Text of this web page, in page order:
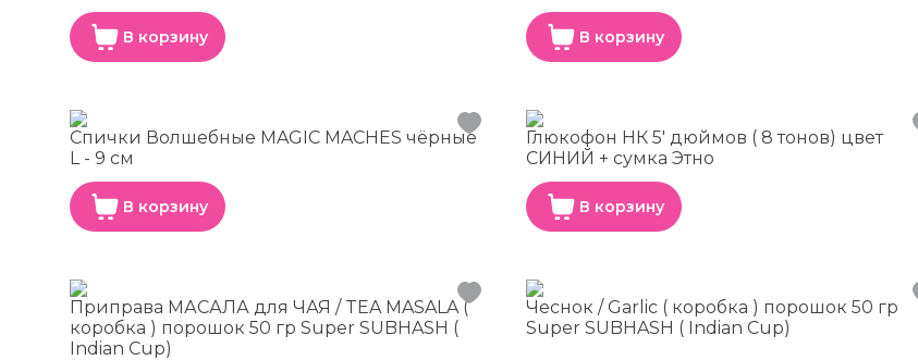
В корзину В корзину
Спички Волшебные MAGIC MACHES чёрные
L - 9 см
В корзину
Глюкофон НК 5' дюймов ( 8 тонов) цвет
СИНИЙ + сумка Этно
В корзину
Приправа МАСАЛА для ЧАЯ / TEA MASALA (
коробка ) порошок 50 гр Super SUBHASH (
Indian Cup)
Чеснок / Garlic ( коробка ) порошок 50 гр
Super SUBHASH ( Indian Cup)